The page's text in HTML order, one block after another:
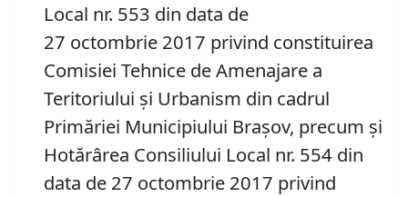
Local nr. 553 din data de
27 octombrie 2017 privind constituirea
Comisiei Tehnice de Amenajare a
Teritoriului şi Urbanism din cadrul
Primăriei Municipiului Braşov, precum şi
Hotărârea Consiliului Local nr. 554 din
data de 27 octombrie 2017 privind